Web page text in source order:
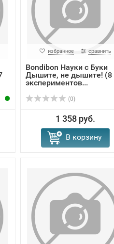
избранное сравнить
Bondibon Науки с Буки
Дышите, не дышите! (8
экспериментов...
(0)
1 358 руб.
В корзину